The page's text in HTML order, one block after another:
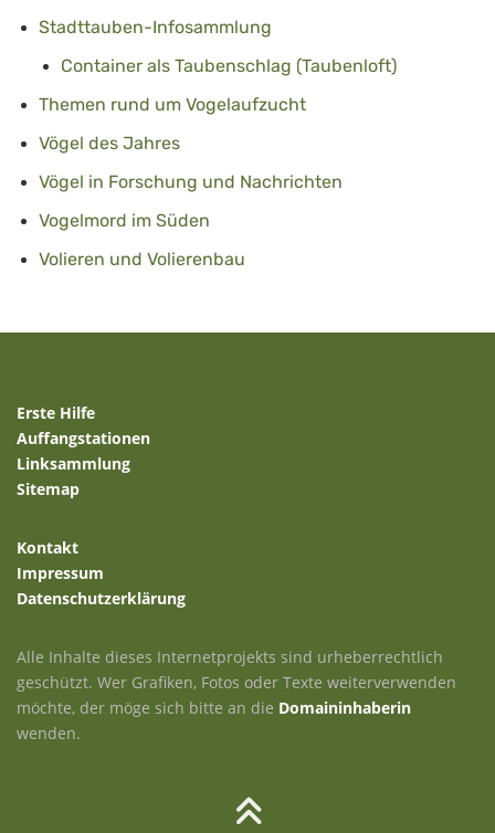
Stadttauben-Infosammlung
Container als Taubenschlag (Taubenloft)
Themen rund um Vogelaufzucht
Vögel des Jahres
Vögel in Forschung und Nachrichten
Vogelmord im Süden
Volieren und Volierenbau
Erste Hilfe
Auffangstationen
Linksammlung
Sitemap
Kontakt
Impressum
Datenschutzerklärung
Alle Inhalte dieses Internetprojekts sind urheberrechtlich
geschützt. Wer Grafiken, Fotos oder Texte weiterverwenden
möchte, der möge sich bitte an die Domaininhaberin
wenden.